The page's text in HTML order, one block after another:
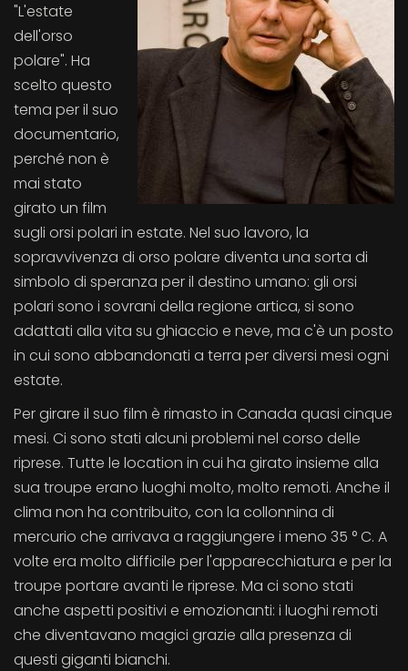
"L'estate
dell'orso
polare". Ha
scelto questo
tema per il suo
documentario,
perché non è
mai stato
girato un film
sugli orsi polari in estate. Nel suo lavoro, la
sopravvivenza di orso polare diventa una sorta di
simbolo di speranza per il destino umano: gli orsi
polari sono i sovrani della regione artica, si sono
adattati alla vita su ghiaccio e neve, ma c'è un posto
in cui sono abbandonati a terra per diversi mesi ogni
estate.
Per girare il suo film è rimasto in Canada quasi cinque
mesi. Ci sono stati alcuni problemi nel corso delle
riprese. Tutte le location in cui ha girato insieme alla
sua troupe erano luoghi molto, molto remoti. Anche il
clima non ha contribuito, con la collonnina di
mercurio che arrivava a raggiungere i meno 35 ° C. A
volte era molto difficile per l'apparecchiatura e per la
troupe portare avanti le riprese. Ma ci sono stati
anche aspetti positivi e emozionanti: i luoghi remoti
che diventavano magici grazie alla presenza di
questi giganti bianchi.